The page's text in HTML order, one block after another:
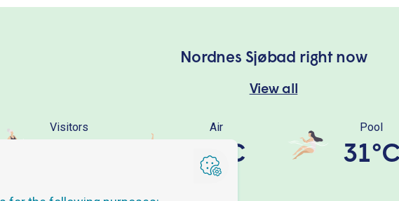
Nordnes Sjøbad right now
View all
Visitors Air
14°C
Pool
31°C